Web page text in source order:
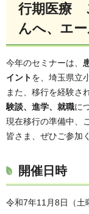
行期医療
んへ、エ
今年のセミナーは、
イントを、埼玉県立
また、移行を経験さ
験談、進学、就職に
現在移行の準備中、
皆さま、ぜひご参加
開催日時
令和7年11月8日（土